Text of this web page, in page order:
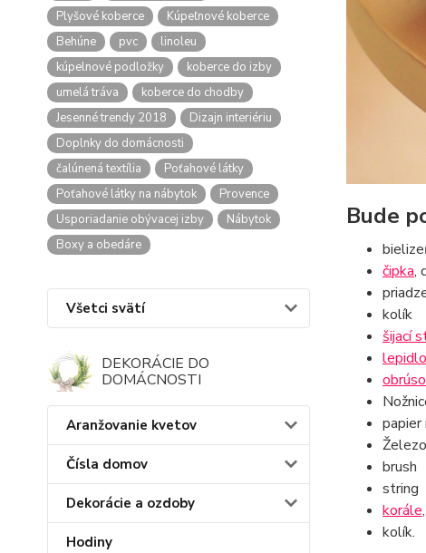
Plyšové koberce
Kúpeľnové koberce
Behúne
pvc
linoleu
kúpelnové podložky
koberce do izby
umelá tráva
koberce do chodby
Jesenné trendy 2018
Dizajn interiériu
Doplnky do domácnosti
čalúnená textília
Poťahové látky
Poťahové látky na nábytok
Provence
Usporiadanie obývacej izby
Nábytok
Boxy a obedáre
Všetci svätí
DEKORÁCIE DO
DOMÁCNOSTI
Aranžovanie kvetov
Čísla domov
Dekorácie a ozdoby
Hodiny
Bude
čipka,
kolík
šijací
papier
Železo
brush
string
korále,
kolík.